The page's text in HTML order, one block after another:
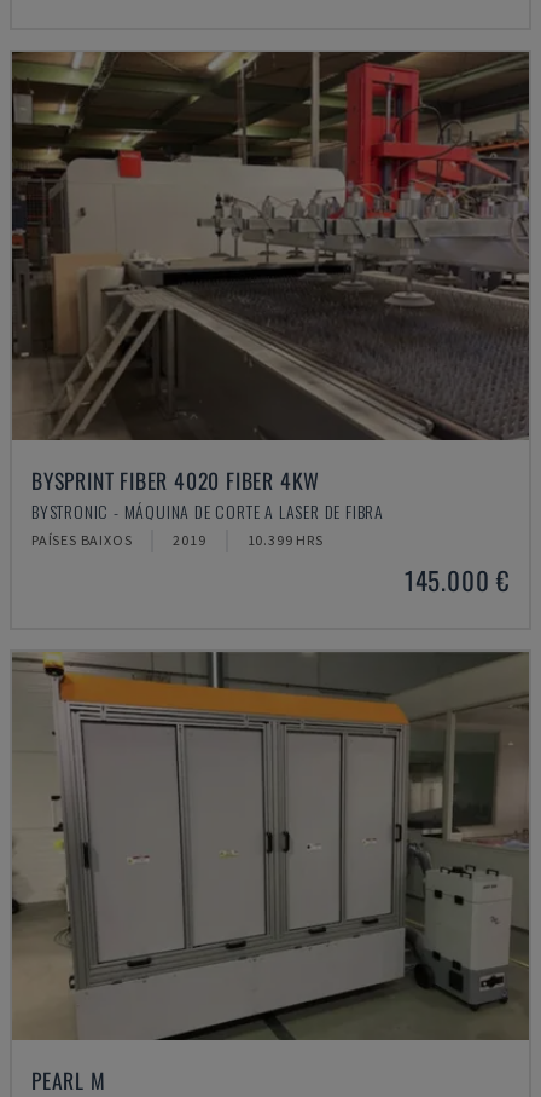
BYSPRINT FIBER 4020 FIBER 4KW
BYSTRONIC - MÁQUINA DE CORTE A LASER DE FIBRA
PAÍSES BAIXOS 2019 10.399 HRS
145.000 €
PEARL M